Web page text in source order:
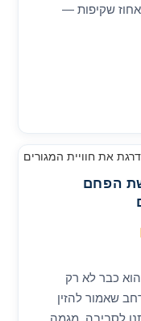
מקצועי בנושא רשת פחם 99 אחוז שקיפות —
הפחם
כבר לא רק
שאמור להזין
לסביבה. מגמה